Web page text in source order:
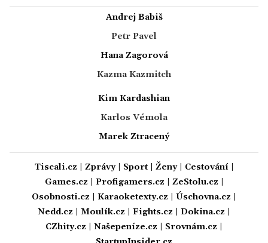
Andrej Babiš
Petr Pavel
Hana Zagorová
Kazma Kazmitch
Kim Kardashian
Karlos Vémola
Marek Ztracený
Tiscali.cz Zprávy| Sport| Ženy| Cestování|
Games.cz
Profigamers.cz ZeStolu.cz
Osobnosti.cz
Karaoketexty.cz Úschovna.cz
Nedd.cz
Moulík.cz Fights.cz Dokina.cz
CZhity.cz
Našepeníze.cz Srovnám.cz